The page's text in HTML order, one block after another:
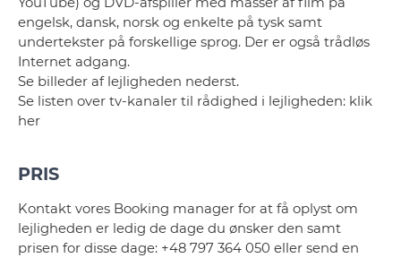
engelsk, dansk, norsk og enkelte på tysk samt
undertekster på forskellige sprog. Der er også trådløs
Internet adgang.
Se billeder af lejligheden nederst.
Se listen over tv-kanaler til rådighed i lejligheden: klik
her
PRIS
Kontakt vores Booking manager for at få oplyst om
lejligheden er ledig de dage du ønsker den samt
prisen for disse dage: +48 797 364 050 eller send en